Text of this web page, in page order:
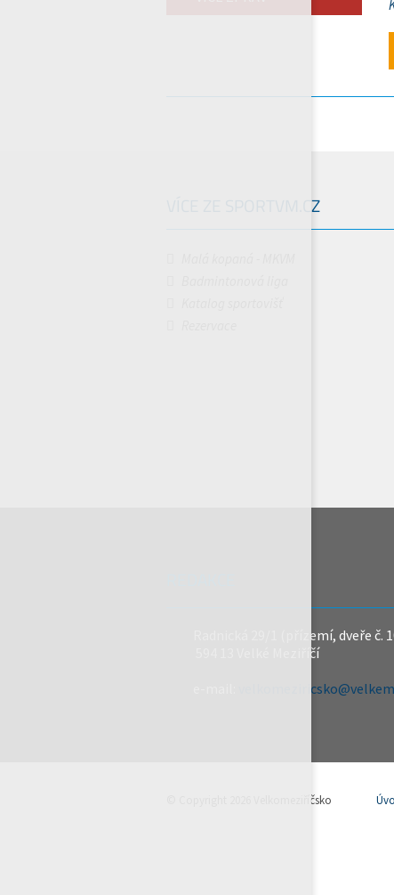
VÍCE ZE SPORTVM.CZ
Radnická 29/1 (přízemí, dveře č.
594 13 Velké Meziříčí
© Copyright 2026 Velkomeziříčsko